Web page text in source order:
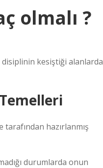
olmalı ?
kesiştiği alanlarda
hazırlanmış
durumlarda onun